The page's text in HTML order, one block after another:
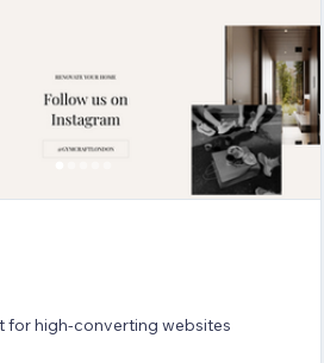
for high-converting websites